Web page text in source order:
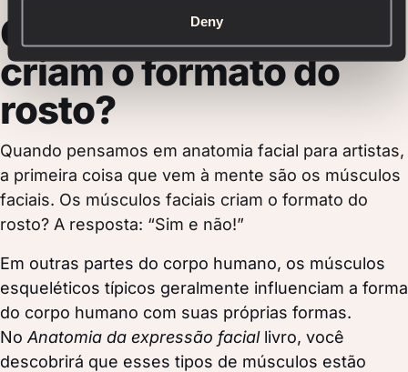
Deny
Os músculos faciais
criam o formato do
rosto?
Quando pensamos em anatomia facial para artistas,
a primeira coisa que vem à mente são os músculos
faciais. Os músculos faciais criam o formato do
rosto? A resposta: “Sim e não!”
Em outras partes do corpo humano, os músculos
esqueléticos típicos geralmente influenciam a forma
do corpo humano com suas próprias formas.
No Anatomia da expressão faciallivro, você
descobrirá que esses tipos de músculos estão